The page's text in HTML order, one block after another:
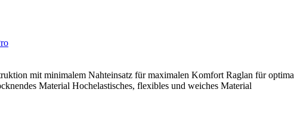
mit minimalem Nahteinsatz für maximalen Komfort Raglan für
Material Hochelastisches, flexibles und weiches Material